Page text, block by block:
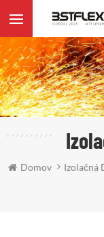
Domov Izolačná